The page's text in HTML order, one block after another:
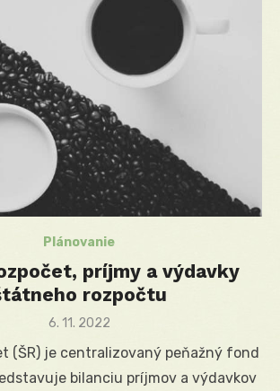
Plánovanie
príjmy a výdavky
rozpočtu
Posted
6. 11. 2022
(ŠR) je centralizovaný peňažný fond
bilanciu príjmov a výdavkov